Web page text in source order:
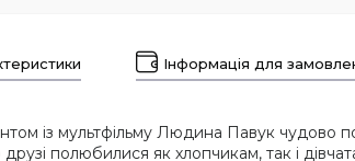
Інформація для
із мультфільму Людина Павук чудово
друзі полюбилися як хлопчикам, так і